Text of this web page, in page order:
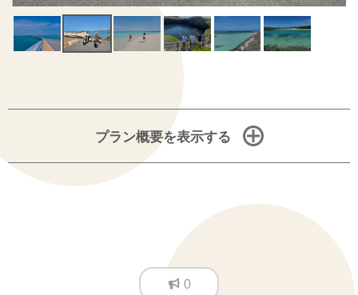
プラン概要を表示する
0